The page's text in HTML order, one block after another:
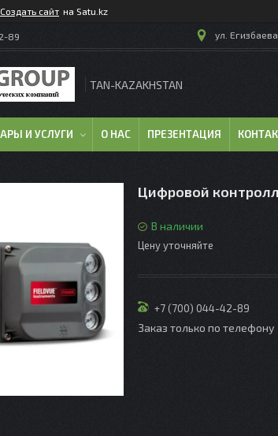
Создать сайт на Satu.kz
89 ул.
TAN-KAZAKHSTAN
И УСЛУГИ О НАС ПРЕЗЕНТАЦИЯ
Цифровой
В наличии
Цену уточняйте
+7 (700) 044-42-89
Заказ только по телефону